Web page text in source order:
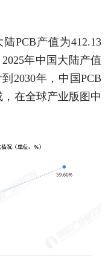
PCB产值为412.13
年中国大陆产值
2030年，中国PCB
在全球产业版图中